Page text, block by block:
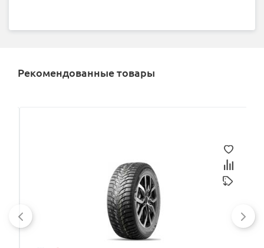
Рекомендованные товары